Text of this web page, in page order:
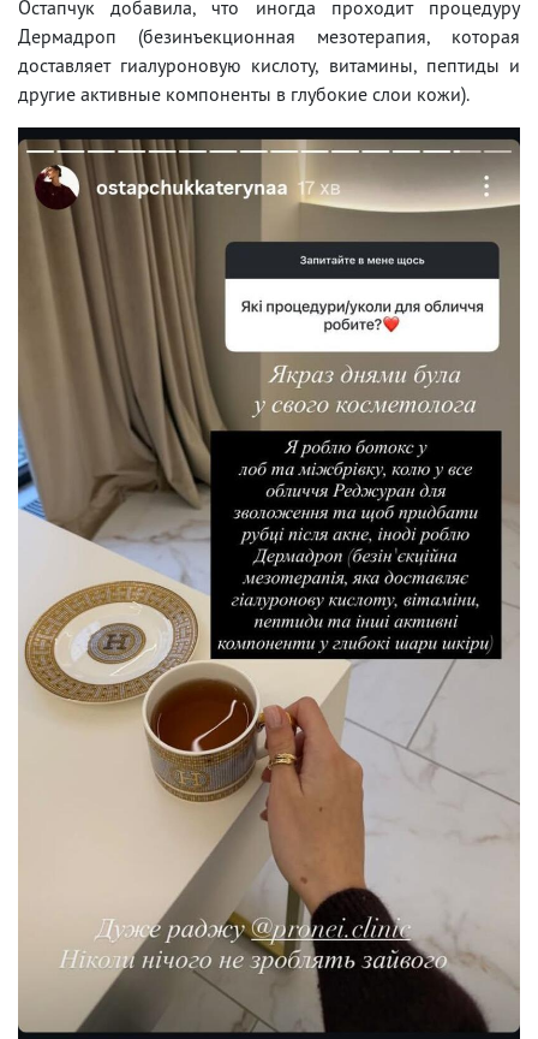
Остапчук добавила, что иногда проходит процедуру
Дермадроп (безинъекционная мезотерапия, которая
доставляет гиалуроновую кислоту, витамины, пептиды и
другие активные компоненты в глубокие слои кожи).